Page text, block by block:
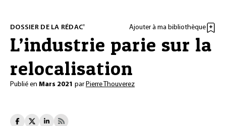
DOSSIER DE LA RÉDAC' Ajouter à ma bibliothèque
L’industrie parie sur la
relocalisation
Publié en Mars 2021 parPierre Thouverez